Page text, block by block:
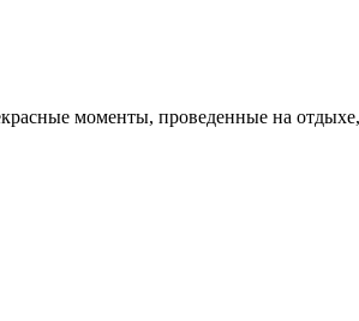
моменты, проведенные на